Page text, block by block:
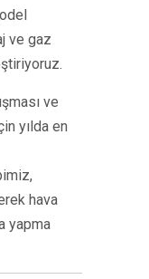
ve gaz
ve
yılda en
hava
yapma